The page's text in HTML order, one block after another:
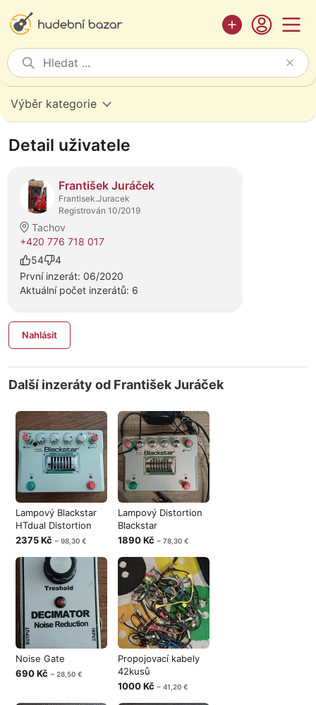
Výběr kategorie
Detail uživatele
František Juráček
Frantisek.Juracek
Registrován 10/2019
Tachov
+420 776 718 017
54
4
První inzerát: 06/2020
Aktuální počet inzerátů: 6
Nahlásit
Další inzeráty od František Juráček
Lampový Blackstar
HTdual Distortion
2375 Kč ~ 98,30 €
Lampový Distortion
Blackstar
1890 Kč ~ 78,30 €
Noise Gate
690 Kč ~ 28,50 €
Propojovací kabely
42kusů
1000 Kč ~ 41,20 €